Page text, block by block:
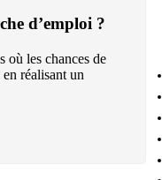
d’emploi ?
où les chances de
réalisant un